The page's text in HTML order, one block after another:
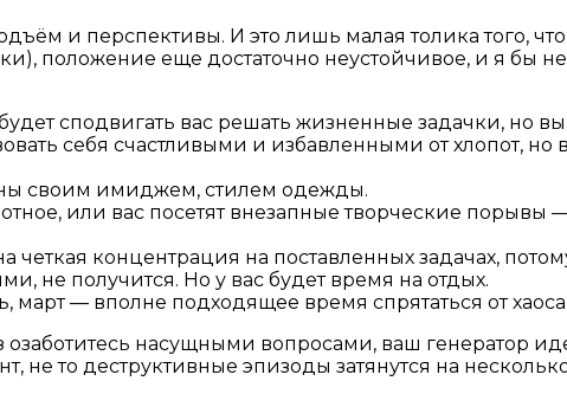
и перспективы. И это лишь малая толика того, что
положение еще достаточно неустойчивое, и я бы
сподвигать вас решать жизненные задачки, но
себя счастливыми и избавленными от хлопот, но
своим имиджем, стилем одежды.
или вас посетят внезапные творческие порывы —
четкая концентрация на поставленных задачах,
не получится. Но у вас будет время на отдых.
март — вполне подходящее время спрятаться от
насущными вопросами, ваш генератор
то деструктивные эпизоды затянутся на